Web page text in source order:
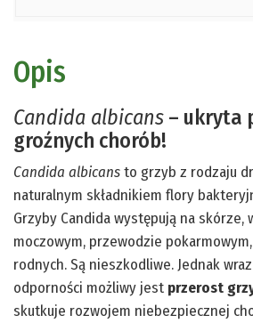
Opis
Candida albicans – ukryta
groźnych chorób!
Candida albicansto grzyb z rodzaju
naturalnym składnikiem flory
Grzyby Candida występują na skórze,
moczowym, przewodzie
rodnych. Są nieszkodliwe. Jednak
odporności możliwy jest przerost
skutkuje rozwojem niebezpiecznej